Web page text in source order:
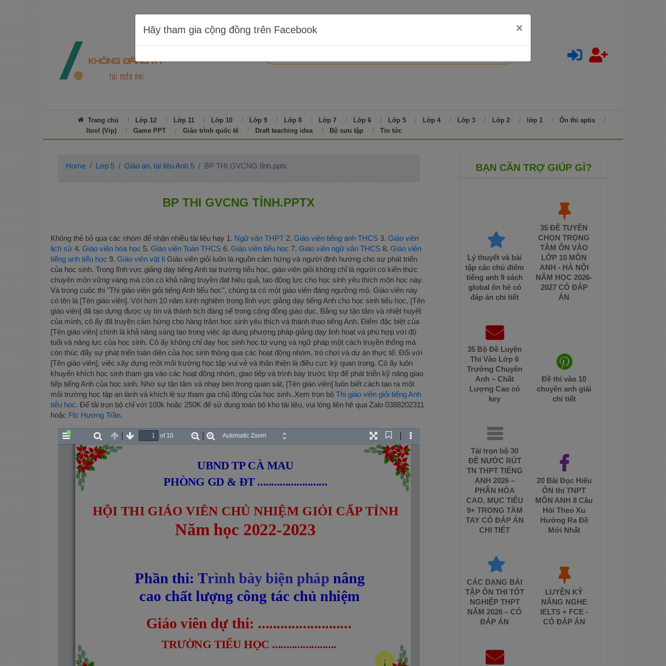
Trang chủ Lớp 12 Lớp 11 Lớp 10 Lớp 9 Lớp 8 Lớp 7 Lớp 6 Lớp 5 Lớp 4 Lớp 3 Lớp 2 lớp 1
Ôn thi aptis
Itool (Vip)
Game PPT Giáo trình quốc tế Draft teaching idea Bộ sưu tập Tin tức
Home Lớp 5 Giáo án, tài liệu Anh 5 BP THI GVCNG tỉnh.pptx
BP THI GVCNG TỈNH.PPTX
Không thẻ bỏ qua các nhóm để nhận nhiều tài liệu hay 1. Ngữ văn THPT 2. Giáo viên tiếng anh THCS 3. Giáo viên
lịch sử 4. Giáo viên hóa học 5. Giáo viên Toán THCS 6. Giáo viên tiểu học 7. Giáo viên ngữ văn THCS 8. Giáo viên
tiếng anh tiểu học 9. Giáo viên vật lí Giáo viên giỏi luôn là nguồn cảm hứng và người định hướng cho sự phát triển
của học sinh. Trong lĩnh vực giảng dạy tiếng Anh tại trường tiểu học, giáo viên giỏi không chỉ là người có kiến thức
chuyên môn vững vàng mà còn có khả năng truyền đạt hiệu quả, tạo động lực cho học sinh yêu thích môn học này.
Và trong cuộc thi "Thi giáo viên giỏi tiếng Anh tiểu học", chúng ta có một giáo viên đáng ngưỡng mộ. Giáo viên này
có tên là [Tên giáo viên]. Với hơn 10 năm kinh nghiệm trong lĩnh vực giảng dạy tiếng Anh cho học sinh tiểu học, [Tên
giáo viên] đã tạo dựng được uy tín và thành tích đáng nể trong cộng đồng giáo dục. Bằng sự tận tâm và nhiệt huyết
của mình, cô ấy đã truyền cảm hứng cho hàng trăm học sinh yêu thích và thành thạo tiếng Anh. Điểm đặc biệt của
[Tên giáo viên] chính là khả năng sáng tạo trong việc áp dụng phương pháp giảng dạy linh hoạt và phù hợp với độ
tuổi và năng lực của học sinh. Cô ấy không chỉ dạy học sinh học từ vựng và ngữ pháp một cách truyền thống mà
còn thúc đẩy sự phát triển toàn diện của học sinh thông qua các hoạt động nhóm, trò chơi và dự án thực tế. Đối với
[Tên giáo viên], việc xây dựng một môi trường học tập vui vẻ và thân thiện là điều cực kỳ quan trọng. Cô ấy luôn
khuyến khích học sinh tham gia vào các hoạt động nhóm, giao tiếp và trình bày trước lớp để phát triển kỹ năng giao
tiếp tiếng Anh của học sinh. Nhờ sự tận tâm và nhạy bén trong quan sát, [Tên giáo viên] luôn biết cách tạo ra một
môi trường học tập an lành và khích lệ sự tham gia chủ động của học sinh..Xem trọn bộ Thi giáo viên giỏi tiếng Anh
tiểu học. Để tải trọn bộ chỉ với 100k hoặc 250K để sử dụng toàn bộ kho tài liệu, vui lòng liên hệ qua Zalo 0388202311
hoặc Fb: Hương Trần.
Sidebar
Find PreviousNext
of 10
Presentation
Mode
Current
View
ZoomZoom
UBND TP CÀ MAU
PHÒNG GD & ĐT .........................
HỘI THI GIÁO VIÊN CHỦ NHIỆM GIỎI CẤP TỈNH
Năm học 2022-2023
Phần thi: Trình bày biện pháp nâng
cao chất lượng công tác chủ nhiệm
Giáo viên dự thi: .........................
TRƯỜNG TIỂU HỌC .......................
BẠN CẦN TRỢ GIÚP GÌ?
Lý thuyết và bài
tập các chủ điểm
tiếng anh 9 sách
global ôn hè có
đáp án chi tiết
35 ĐỀ TUYỂN
CHỌN TRỌNG
TÂM ÔN VÀO
LỚP 10 MÔN
ANH - HÀ NỘI
NĂM HỌC 2026-
2027 CÓ ĐÁP
ÁN
35 Bộ Đề Luyện
Thi Vào Lớp 6
Trường Chuyên
Anh – Chất
Lượng Cao có
key
Đề thi vào 10
chuyên anh giải
chi tiết
Tải trọn bộ 30
ĐỀ NƯỚC RÚT
TN THPT TIẾNG
ANH 2026 –
PHÂN HÓA
CAO, MỤC TIÊU
9+ TRONG TẦM
TAY CÓ ĐÁP ÁN
CHI TIẾT
20 Bài Đọc Hiểu
ÔN thi TNPT
MÔN ANH 8 Câu
Hỏi Theo Xu
Hướng Ra Đề
Mới Nhất
CÁC DẠNG BÀI
TẬP ÔN THI TỐT
NGHIỆP THPT
NĂM 2026 – CÓ
ĐÁP ÁN
LUYỆN KỸ
NĂNG NGHE
IELTS + FCE -
CÓ ĐÁP ÁN
Hãy tham gia cộng đồng trên Facebook ×